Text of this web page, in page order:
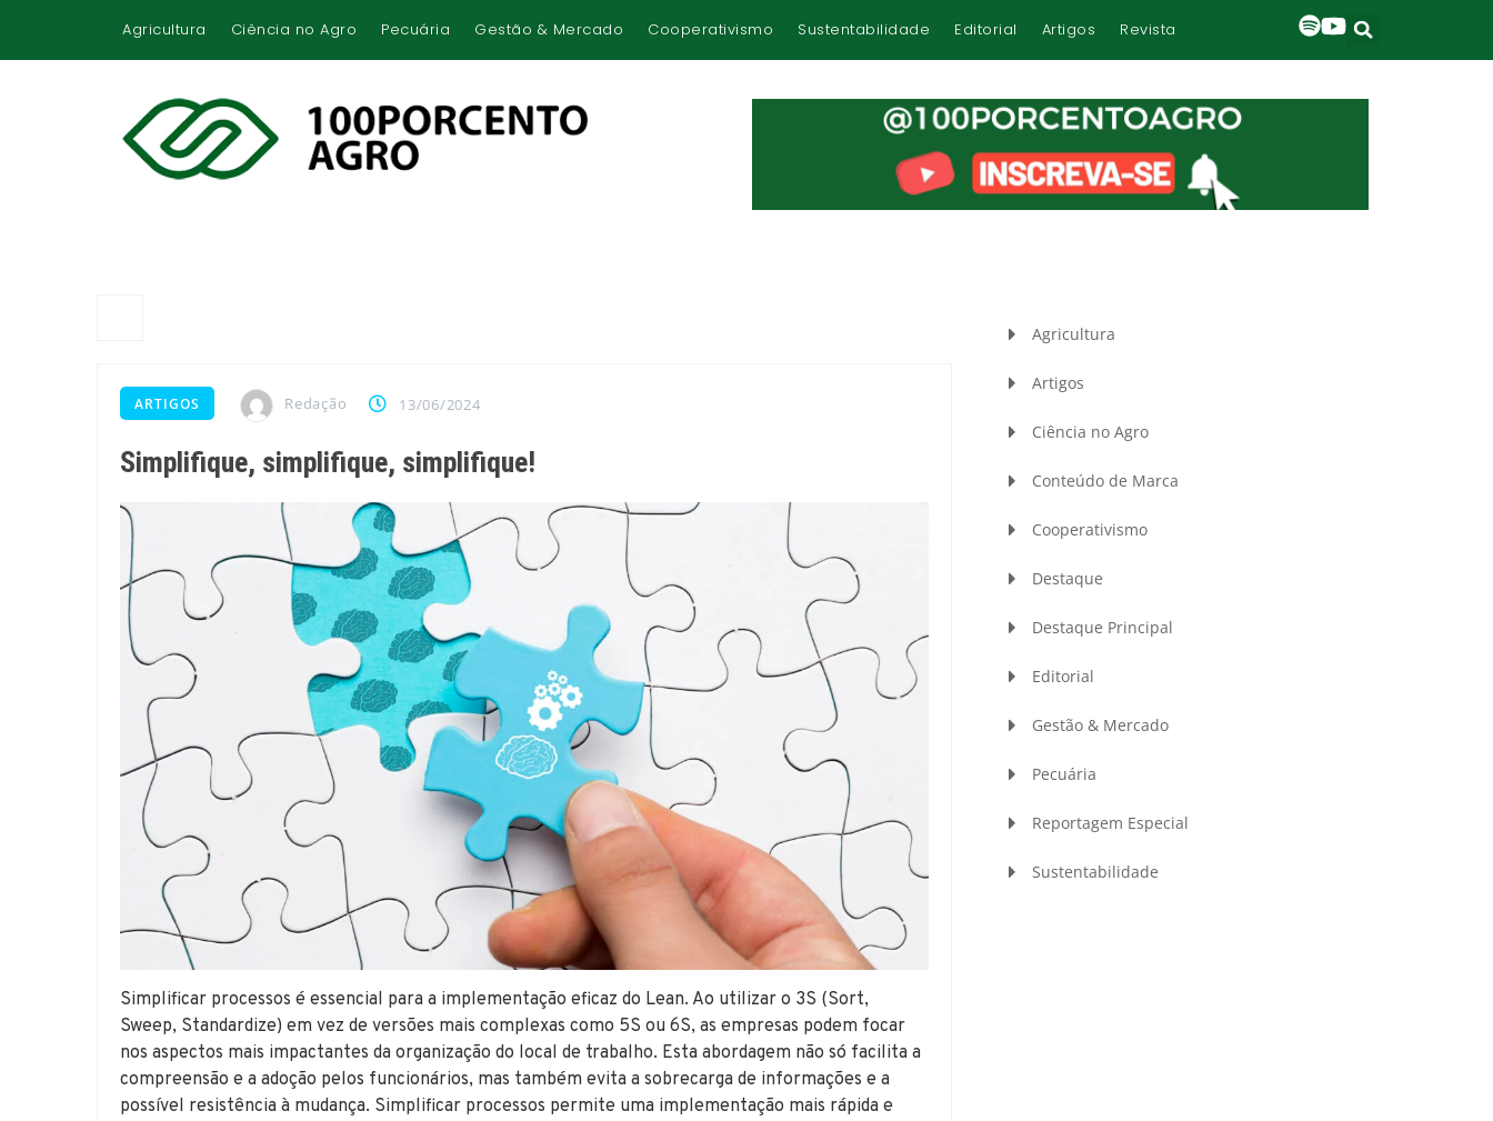
Agricultura Ciência no Agro Pecuária Gestão & Mercado Cooperativismo Sustentabilidade Editorial Artigos Revista
ARTIGOS Redação 13/06/2024
Simplifique, simplifique, simplifique!
Simplificar processos é essencial para a implementação eficaz do Lean. Ao utilizar o 3S (Sort,
Sweep, Standardize) em vez de versões mais complexas como 5S ou 6S, as empresas podem focar
nos aspectos mais impactantes da organização do local de trabalho. Esta abordagem não só facilita a
compreensão e a adoção pelos funcionários, mas também evita a sobrecarga de informações e a
possível resistência à mudança. Simplificar processos permite uma implementação mais rápida e
Agricultura
Artigos
Ciência no Agro
Conteúdo de Marca
Cooperativismo
Destaque
Destaque Principal
Editorial
Gestão & Mercado
Pecuária
Reportagem Especial
Sustentabilidade